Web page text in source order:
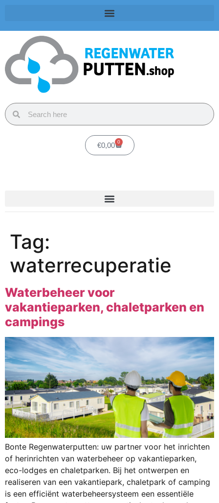
€0,00 0
Tag:
waterrecuperatie
Waterbeheer voor
vakantieparken, chaletparken en
campings
Bonte Regenwaterputten: uw partner voor het inrichten
of herinrichten van waterbeheer op vakantieparken,
eco-lodges en chaletparken. Bij het ontwerpen en
realiseren van een vakantiepark, chaletpark of camping
is een efficiënt waterbeheersysteem een essentiële